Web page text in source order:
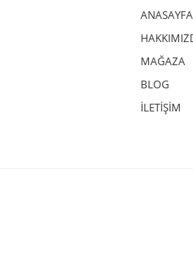
ANASAYFA
MAĞAZA
BLOG
İLETİŞİM